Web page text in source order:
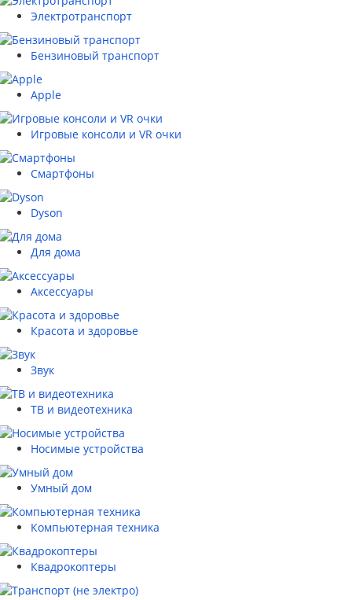
Электротранспорт
Бензиновый транспорт
Apple
Игровые консоли и VR очки
Смартфоны
Dyson
Для дома
Аксессуары
Красота и здоровье
Звук
ТВ и видеотехника
Носимые устройства
Умный дом
Компьютерная техника
Квадрокоптеры